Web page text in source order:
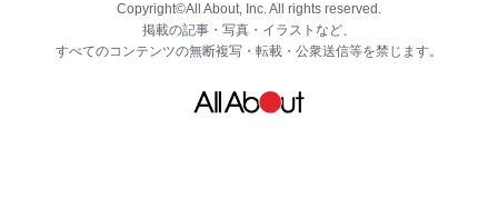
Copyright©All About, Inc. All rights reserved.
掲載の記事・写真・イラストなど、
すべてのコンテンツの無断複写・転載・公衆送信等を禁じます。